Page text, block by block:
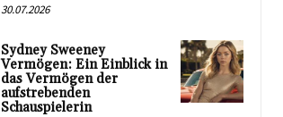
30.07.2026
Sydney Sweeney
Vermögen: Ein Einblick in
das Vermögen der
aufstrebenden
Schauspielerin